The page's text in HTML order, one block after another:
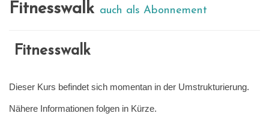
Fitnesswalk auch als Abonnement
Fitnesswalk
Dieser Kurs befindet sich momentan in der Umstrukturierung.
Nähere Informationen folgen in Kürze.